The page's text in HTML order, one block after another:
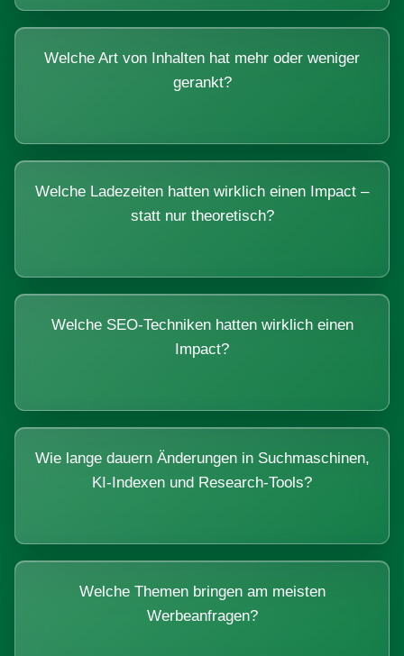
Welche Art von Inhalten hat mehr oder weniger
gerankt?
Welche Ladezeiten hatten wirklich einen Impact –
statt nur theoretisch?
Welche SEO-Techniken hatten wirklich einen
Impact?
Wie lange dauern Änderungen in Suchmaschinen,
KI-Indexen und Research-Tools?
Welche Themen bringen am meisten
Werbeanfragen?